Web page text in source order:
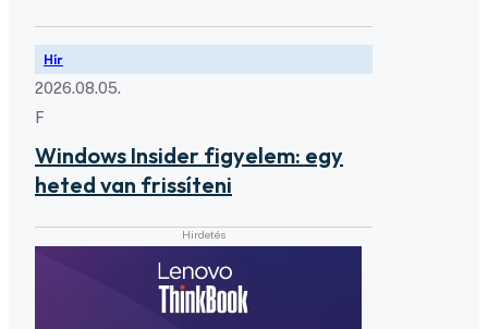
Hír
2026.08.05.
F
Windows Insider figyelem: egy
heted van frissíteni